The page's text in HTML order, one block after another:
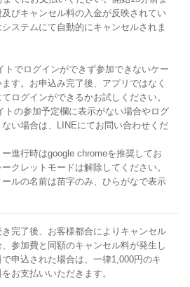
及びキャンセル料の入金が反映されてい
ステムにて自動的にキャンセルされま
トでログインができず参加できないケー
す。お申込み完了後、アプリではなく
ログインができるかお試しください。
トの参加予定欄に表示がない場合やログ
ない場合は、LINEにてお問い合わせくだ
ー進行時はgoogle chromeを推奨してお
クレットモードは解除してください。
ールの名前は苗字のみ、ひらがなで表示
き完了後、お客様都合によりキャンセル
参加費と同額のキャンセル料が発生し
で申込された場合は、一律1,000円のキ
お支払いいただきます。